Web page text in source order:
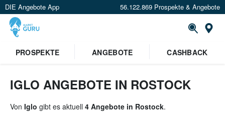
DIE Angebote App 56.122.869 Prospekte & Angebote
PROSPEKTE ANGEBOTE CASHBACK
IGLO ANGEBOTE IN ROSTOCK
Von Iglo gibt es aktuell 4 Angebote in Rostock.